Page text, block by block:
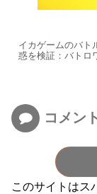
イカゲームのバト
惑を検証：バトロ
コメント
このサイトはス